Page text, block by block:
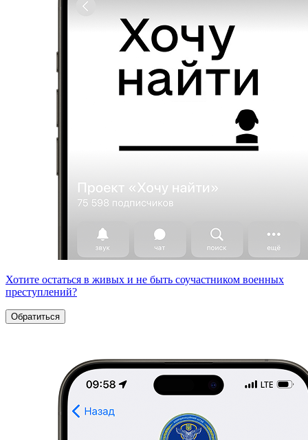
Хотите остаться в живых и не быть соучастником военных
преступлений?
Обратиться